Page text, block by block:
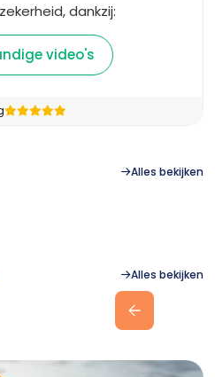
dankzij:
video's

Alles bekijken
Alles bekijken